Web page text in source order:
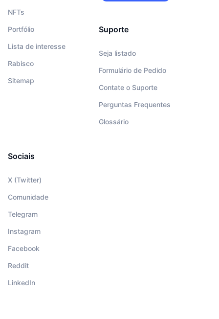
NFTs
Portfólio
Lista de interesse
Rabisco
Sitemap
Suporte
Seja listado
Formulário de Pedido
Contate o Suporte
Perguntas Frequentes
Glossário
Sociais
X (Twitter)
Comunidade
Telegram
Instagram
Facebook
Reddit
LinkedIn